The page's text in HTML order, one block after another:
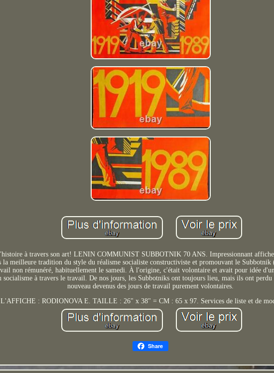
à travers son art! LENIN COMMUNIST SUBBOTNIK 70 ANS. Impressionnant
la meilleure tradition du style du réalisme socialiste constructiviste et promouvant le
non rémunéré, habituellement le samedi. À l'origine, c'était volontaire et avait pour idée
socialisme à travers le travail. De nos jours, les Subbotniks ont toujours lieu, mais ils ont perdu
nouveau devenus des jours de travail purement volontaires.
: RODIONOVA E. TAILLE : 26" x 38" = CM : 65 x 97. Services de liste et de
Share